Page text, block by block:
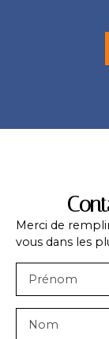
Merci de
vous dans les
Prénom
Nom